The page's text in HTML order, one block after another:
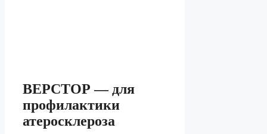
ВЕРСТОР — для
профилактики
атеросклероза